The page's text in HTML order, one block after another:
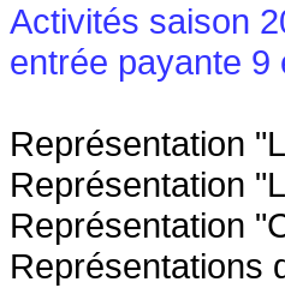
Activités saison
entrée payante 9
Représentation
Représentation
Représentation
Représentations